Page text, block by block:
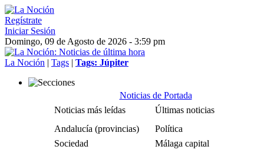
Regístrate
Iniciar Sesión
Domingo, 09 de Agosto de 2026 - 3:59 pm
La Noción | Tags | Tags: Júpiter
Noticias de Portada
Noticias más leídas
Últimas noticias
Andalucía (provincias)
Política
Sociedad
Málaga capital